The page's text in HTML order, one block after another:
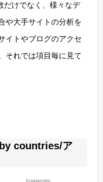
だけでなく、様々なデ
や大手サイトの分析を
イトやブログのアクセ
それでは項目毎に見て
countries/ア